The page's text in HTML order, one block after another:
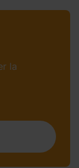
la